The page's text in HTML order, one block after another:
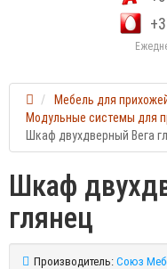
Мебель для
Модульные системы для
Шкаф двухдверный Вега
Шкаф
глянец
Производитель: Союз